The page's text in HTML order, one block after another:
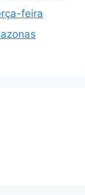
feira